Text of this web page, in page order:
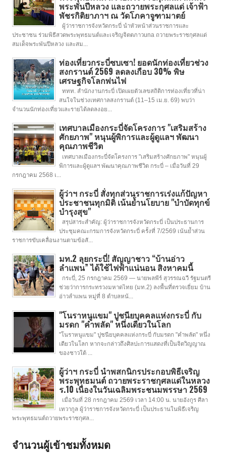
พระพันปีหลวง และถวายพระกุศลแด่ เจ้าฟ้า
พัชรกิติยาภาฯ ณ วัดโภคาจูฑามาตย์
ผู้ว่าราชการจังหวัดกระบี่ นำหัวหน้าส่วนราชการและ
ประชาชน ร่วมพิธีสวดพระพุทธมนต์และเจริญจิตตภาวuna ถวายพระราชกุศลแด่
สมเด็จพระพันปีหลวง และสม...
ท่องเที่ยวกระบี่ซบเซา! ยอดนักท่องเที่ยวช่วง
สงกรานต์ 2569 ลดลงเกือบ 30% พิษ
เศรษฐกิจโลกพ่นไฟ
ททท. สำนักงานกระบี่ เปิดเผยตัวเลขสถิติการท่องเที่ยวที่น่า
สนใจในช่วงเทศกาลสงกรานต์ (11–15 เม.ย. 69) พบว่า
จำนวนนักท่องเที่ยวและรายได้ลดลงอย...
เทศบาลเมืองกระบี่จัดโครงการ "เสริมสร้าง
ศักยภาพ" หนุนผู้พิการและผู้ดูแลฯ พัฒนา
คุณภาพชีวิต
เทศบาลเมืองกระบี่จัดโครงการ "เสริมสร้างศักยภาพ" หนุนผู้
พิการและผู้ดูแลฯ พัฒนาคุณภาพชีวิต กระบี่ – เมื่อวันที่ 29
กรกฎาคม 2568 เ...
ผู้ว่าฯ กระบี่ สั่งทุกส่วนราชการเร่งแก้ปัญหา
ประชาชนทุกมิติ เน้นย้ำนโยบาย "บำบัดทุกข์
บำรุงสุข"
สรุปสาระสำคัญ: ผู้ว่าราชการจังหวัดกระบี่ เป็นประธานการ
ประชุมคณะกรมการจังหวัดกระบี่ ครั้งที่ 7/2569 เน้นย้ำส่วน
ราชการขับเคลื่อนงานตามข้อสั...
มท.2 ลุยกระบี่! สัญญาชาว “บ้านอ่าว
ลำแพน” ได้ใช้ไฟฟ้าแน่นอน สิงหาคมนี้
กระบี่, 25 กรกฎาคม 2569 — นายพลพีร์ สุวรรณฉวี รัฐมนตรี
ช่วยว่าการกระทรวงมหาดไทย (มท.2) ลงพื้นที่ตรวจเยี่ยม บ้าน
อ่าวลำแพน หมู่ที่ 8 ตำบลหน้...
"โนราหนูแขม" ปูชนียบุคคลแห่งกระบี่ กับ
มรดก "คำพลัด" หนึ่งเดียวในโลก
"โนราหนูแขม" ปูชนียบุคคลแห่งกระบี่ กับมรดก "คำพลัด" หนึ่ง
เดียวในโลก หากจะกล่าวถึงศิลปะการแสดงที่เป็นจิตวิญญาณ
ของชาวใต้ ...
ผู้ว่าฯ กระบี่ นำพสกนิกรประกอบพิธีเจริญ
พระพุทธมนต์ ถวายพระราชกุศลแด่ในหลวง
ร.10 เนื่องในวันเฉลิมพระชนมพรรษา 2569
เมื่อวันที่ 28 กรกฎาคม 2569 เวลา 14:00 น. นายอังกูร ศีลา
เทวากูล ผู้ว่าราชการจังหวัดกระบี่ เป็นประธานในพิธีเจริญ
พระพุทธมนต์ถวายพระราชกุศล...
จำนวนผู้เข้าชมทั้งหมด